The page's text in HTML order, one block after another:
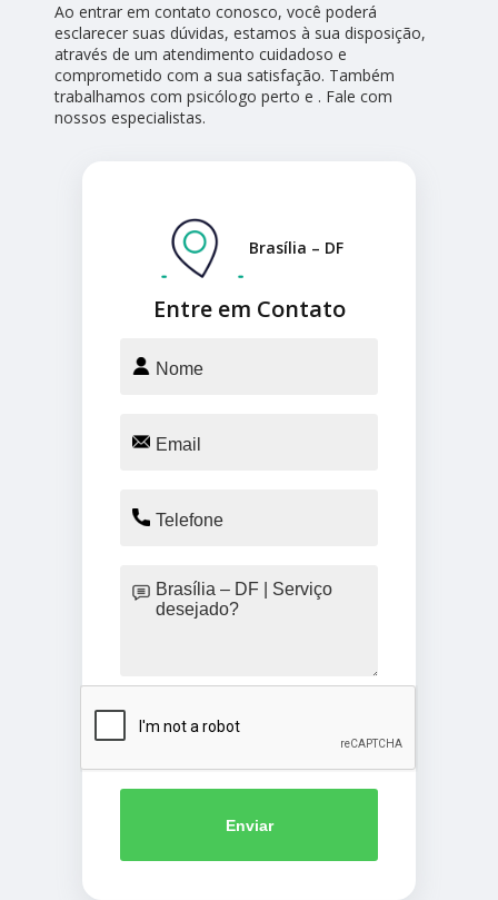
Ao entrar em contato conosco, você poderá
esclarecer suas dúvidas, estamos à sua disposição,
através de um atendimento cuidadoso e
comprometido com a sua satisfação. Também
trabalhamos com psicólogo perto e . Fale com
nossos especialistas.
Entre em Contato
Brasília – DF
Enviar